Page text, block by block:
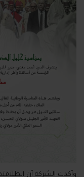
وأكدت الشركة أن